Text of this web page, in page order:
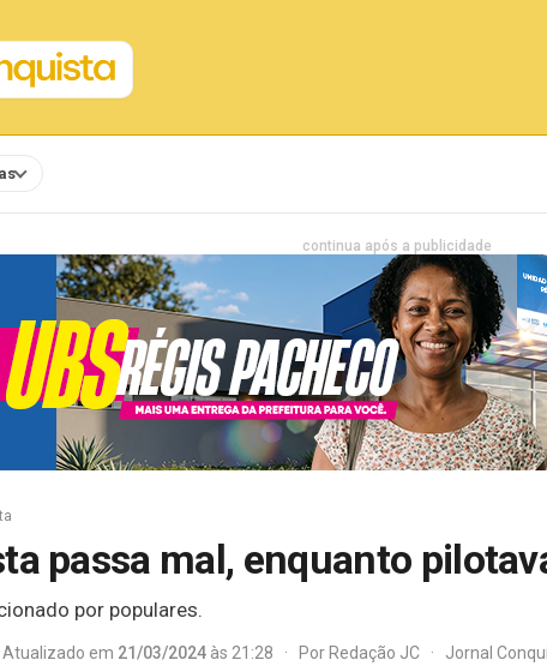
continua após a publicidade
passa mal, enquanto
por populares.
Atualizado em 21/03/2024 às 21:28 · PorRedação JC · Jornal